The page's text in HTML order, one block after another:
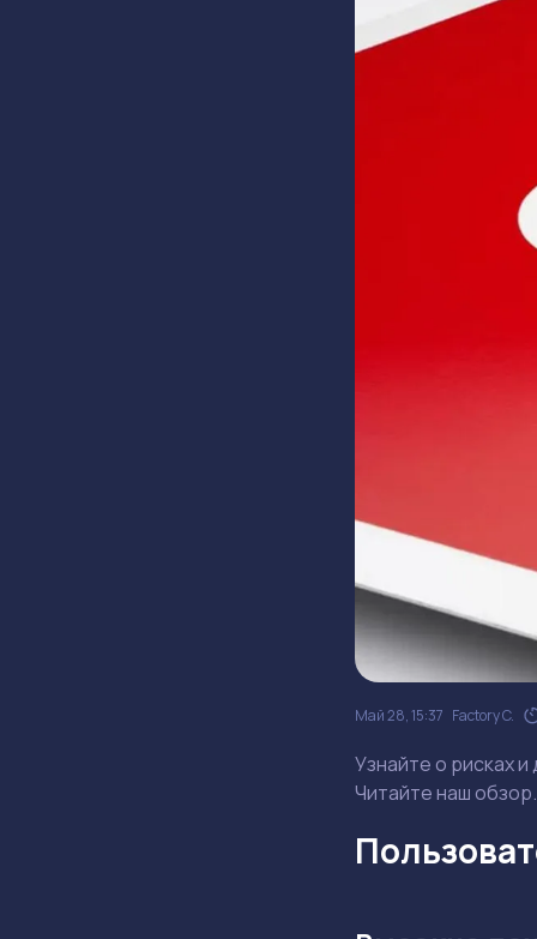
Май 28, 15:37 Factory C.
Узнайте о рисках
Читайте наш обзор.